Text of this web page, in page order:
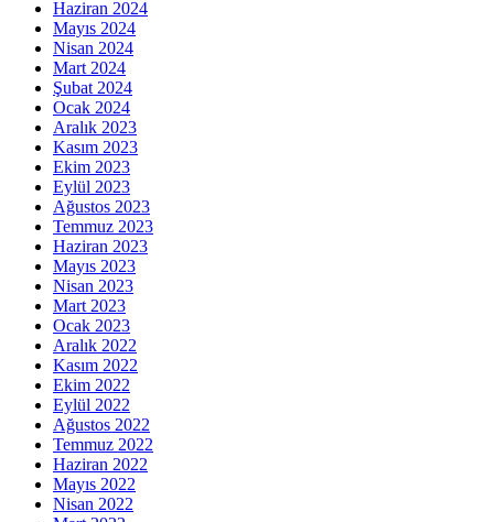
Haziran 2024
Mayıs 2024
Nisan 2024
Mart 2024
Şubat 2024
Ocak 2024
Aralık 2023
Kasım 2023
Ekim 2023
Eylül 2023
Ağustos 2023
Temmuz 2023
Haziran 2023
Mayıs 2023
Nisan 2023
Mart 2023
Ocak 2023
Aralık 2022
Kasım 2022
Ekim 2022
Eylül 2022
Ağustos 2022
Temmuz 2022
Haziran 2022
Mayıs 2022
Nisan 2022